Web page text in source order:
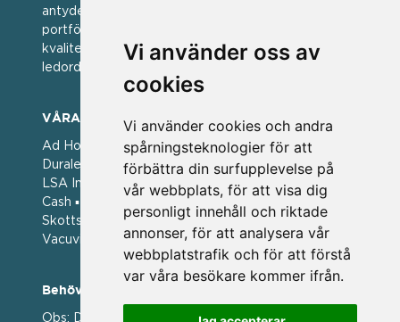
Vi använder oss av
cookies
Vi använder cookies och andra
spårningsteknologier för att
förbättra din surfupplevelse på
vår webbplats, för att visa dig
personligt innehåll och riktade
annonser, för att analysera vår
webbplatstrafik och för att förstå
var våra besökare kommer ifrån.
antyder; en vän av varumärken. Vi har idag en stor
portfölj med välkända varumärken med hög
kvalitet. För oss har kvalitet alltid varit ett av
ledorden och som styrt vår verksamhet.
VÅRA VARUMÄRKEN
Ad Hoc ▪ Bialetti ▪ Cole & Mason ▪ Caps Me ▪
Duralex ▪ Forged ▪ G3 Ferrari ▪ Ken Hom ▪ Kilner ▪
LSA International ▪ Laguiole Style de Vie ▪ Mason
Cash ▪ Pintinox ▪ Plate-it ▪ Price and Kengsington ▪
Skottsberg ▪ Scandinavian Home ▪ Style de Vie ▪
Vacuvin ▪ Viners ▪ Zack ▪ Zyliss
Behöver du hjälp att beställa?
Obs: Detta är en webshop enbart för våra